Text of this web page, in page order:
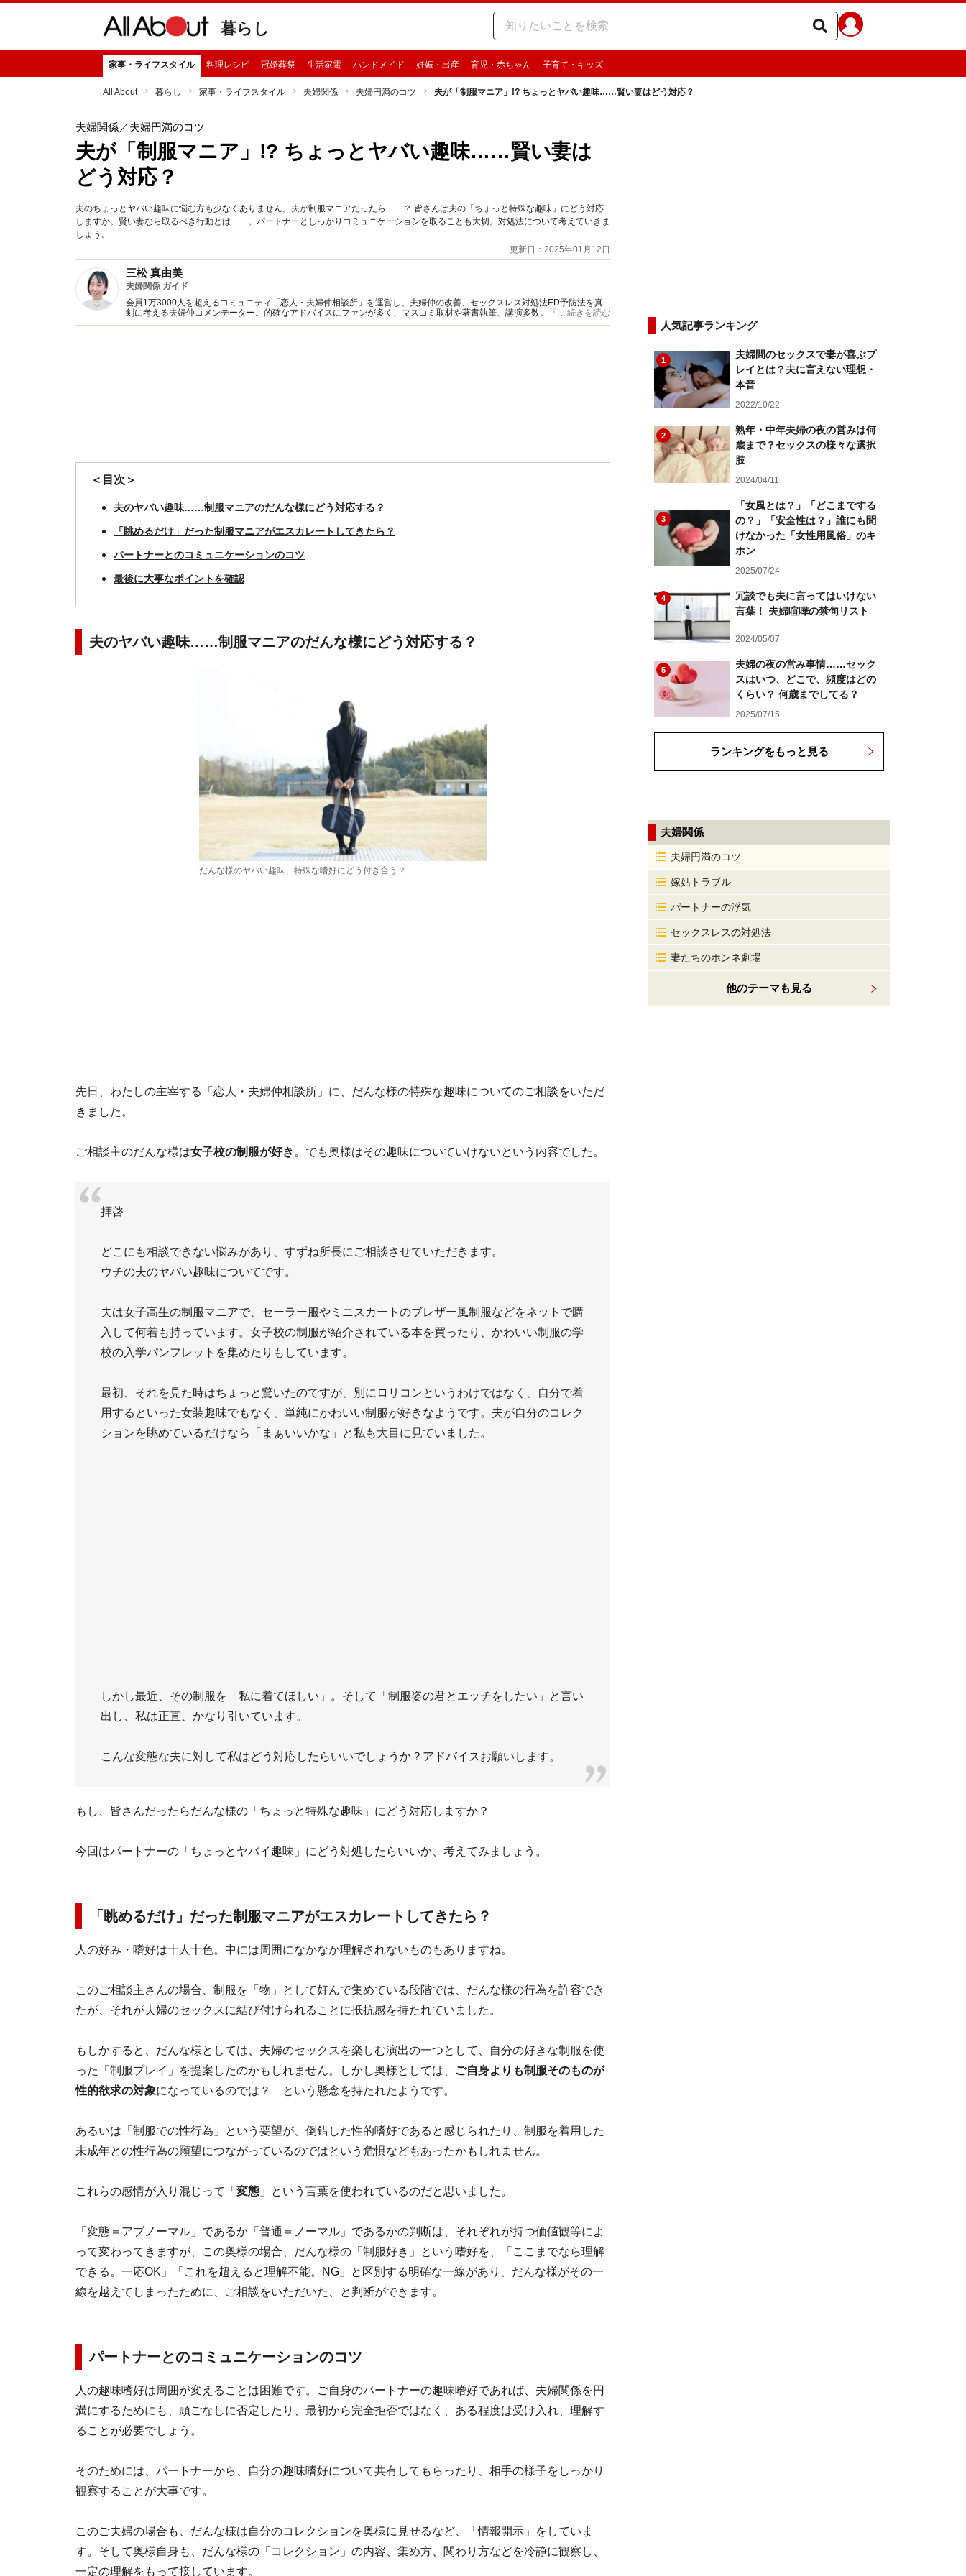
暮らし
家事・ライフスタイル 料理レシピ 冠婚葬祭 生活家電 ハンドメイド 妊娠・出産 育児・赤ちゃん 子育て・キッズ
All About 暮らし 家事・ライフスタイル 夫婦関係 夫婦円満のコツ 夫が「制服マニア」!? ちょっとヤバい趣味……賢い妻はどう対応？
夫婦関係／夫婦円満のコツ
夫が「制服マニア」!? ちょっとヤバい趣味……賢い妻は
どう対応？
夫のちょっとヤバい趣味に悩む方も少なくありません。夫が制服マニアだったら……？ 皆さんは夫の「ちょっと特殊な趣味」にどう対応
しますか。賢い妻なら取るべき行動とは……。パートナーとしっかりコミュニケーションを取ることも大切。対処法について考えていきま
しょう。
更新日：2025年01月12日
三松 真由美
夫婦関係 ガイド
会員1万3000人を超えるコミュニティ「恋人・夫婦仲相談所」を運営し、夫婦仲の改善、セックスレス対処法ED予防法を真
剣に考える夫婦仲コメンテーター。的確なアドバイスにファンが多く、マスコミ取材や著書執筆、講演多数。『オトナのお悩
み保健室』サービス開始。
...続きを読む
＜目次＞
夫のヤバい趣味……制服マニアのだんな様にどう対応する？
「眺めるだけ」だった制服マニアがエスカレートしてきたら？
パートナーとのコミュニケーションのコツ
最後に大事なポイントを確認
夫のヤバい趣味……制服マニアのだんな様にどう対応する？
だんな様のヤバい趣味、特殊な嗜好にどう付き合う？
先日、わたしの主宰する「恋人・夫婦仲相談所」に、だんな様の特殊な趣味についてのご相談をいただ
きました。
ご相談主のだんな様は女子校の制服が好き 。でも奥様はその趣味についていけないという内容でした。
拝啓
どこにも相談できない悩みがあり、すずね所長にご相談させていただきます。
ウチの夫のヤバい趣味についてです。
夫は女子高生の制服マニアで、セーラー服やミニスカートのブレザー風制服などをネットで購
入して何着も持っています。女子校の制服が紹介されている本を買ったり、かわいい制服の学
校の入学パンフレットを集めたりもしています。
最初、それを見た時はちょっと驚いたのですが、別にロリコンというわけではなく、自分で着
用するといった女装趣味でもなく、単純にかわいい制服が好きなようです。夫が自分のコレク
ションを眺めているだけなら「まぁいいかな」と私も大目に見ていました。
しかし最近、その制服を「私に着てほしい」。そして「制服姿の君とエッチをしたい」と言い
出し、私は正直、かなり引いています。
こんな変態な夫に対して私はどう対応したらいいでしょうか？アドバイスお願いします。
もし、皆さんだったらだんな様の「ちょっと特殊な趣味」にどう対応しますか？
今回はパートナーの「ちょっとヤバイ趣味」にどう対処したらいいか、考えてみましょう。
「眺めるだけ」だった制服マニアがエスカレートしてきたら？
人の好み・嗜好は十人十色。中には周囲になかなか理解されないものもありますね。
このご相談主さんの場合、制服を「物」として好んで集めている段階では、だんな様の行為を許容でき
たが、それが夫婦のセックスに結び付けられることに抵抗感を持たれていました。
もしかすると、だんな様としては、夫婦のセックスを楽しむ演出の一つとして、自分の好きな制服を使
った「制服プレイ」を提案したのかもしれません。しかし奥様としては、
ご自身よりも制服そのものが
性的欲求の対象になっているのでは？ という懸念を持たれたようです。
あるいは「制服での性行為」という要望が、倒錯した性的嗜好であると感じられたり、制服を着用した
未成年との性行為の願望につながっているのではという危惧などもあったかもしれません。
これらの感情が入り混じって「 変態 」という言葉を使われているのだと思いました。
「変態＝アブノーマル」であるか「普通＝ノーマル」であるかの判断は、それぞれが持つ価値観等によ
って変わってきますが、この奥様の場合、だんな様の「制服好き」という嗜好を、「ここまでなら理解
できる。一応OK」「これを超えると理解不能。NG」と区別する明確な一線があり、だんな様がその一
線を越えてしまったために、ご相談をいただいた、と判断ができます。
パートナーとのコミュニケーションのコツ
人の趣味嗜好は周囲が変えることは困難です。ご自身のパートナーの趣味嗜好であれば、夫婦関係を円
満にするためにも、頭ごなしに否定したり、最初から完全拒否ではなく、ある程度は受け入れ、理解す
ることが必要でしょう。
そのためには、パートナーから、自分の趣味嗜好について共有してもらったり、相手の様子をしっかり
観察することが大事です。
このご夫婦の場合も、だんな様は自分のコレクションを奥様に見せるなど、「情報開示」をしていま
す。そして奥様自身も、だんな様の「コレクション」の内容、集め方、関わり方などを冷静に観察し、
一定の理解をもって接しています。
人気記事ランキング
1
夫婦間のセックスで妻が喜ぶプ
レイとは？夫に言えない理想・
本音
2022/10/22
2
熟年・中年夫婦の夜の営みは何
歳まで？セックスの様々な選択
肢
2024/04/11
3
「女風とは？」「どこまでする
の？」「安全性は？」誰にも聞
けなかった「女性用風俗」のキ
ホン
2025/07/24
4
冗談でも夫に言ってはいけない
言葉！ 夫婦喧嘩の禁句リスト
2024/05/07
5
夫婦の夜の営み事情……セック
スはいつ、どこで、頻度はどの
くらい？ 何歳までしてる？
2025/07/15
ランキングをもっと見る
夫婦関係
夫婦円満のコツ
嫁姑トラブル
パートナーの浮気
セックスレスの対処法
妻たちのホンネ劇場
他のテーマも見る